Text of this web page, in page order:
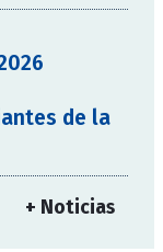
de la
+ Noticias